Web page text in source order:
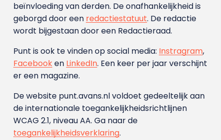
beïnvloeding van derden. De onafhankelijkheid is
geborgd door een redactiestatuut. De redactie
wordt bijgestaan door een Redactieraad.
Punt is ook te vinden op social media: Instragram,
Facebooken LinkedIn. Een keer per jaar verschijnt
er een magazine.
De website punt.avans.nl voldoet gedeeltelijk aan
de internationale toegankelijkheidsrichtlijnen
WCAG 2.1, niveau AA. Ga naar de
toegankelijkheidsverklaring.